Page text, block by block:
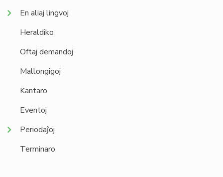
En aliaj lingvoj
Heraldiko
Oftaj demandoj
Mallongigoj
Kantaro
Eventoj
Periodaĵoj
Terminaro